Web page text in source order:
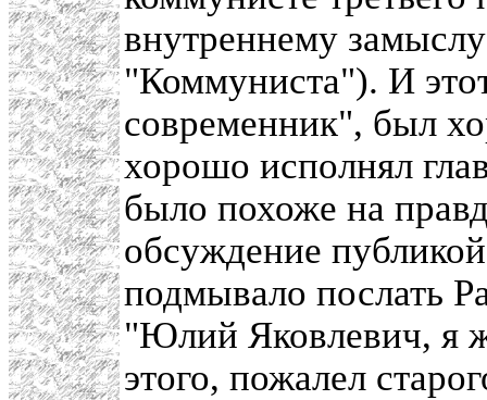
внутреннему
"Коммуниста"). И
современник", был
хорошо исполнял
было похоже на
обсуждение
подмывало послать
"Юлий Яковлевич, я
этого, пожалел